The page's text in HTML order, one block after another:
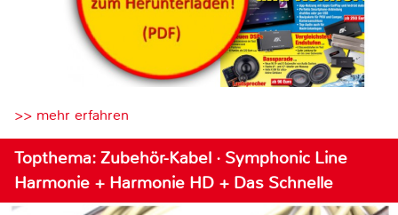
>> mehr erfahren
Topthema: Zubehör-Kabel · Symphonic Line
Harmonie + Harmonie HD + Das Schnelle